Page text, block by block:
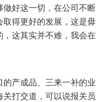
好这一切，在公司不断
得更好的发展，这是毋
这其实并不难，我会在
产成品、三来一补的业
打交道，可以说报关员